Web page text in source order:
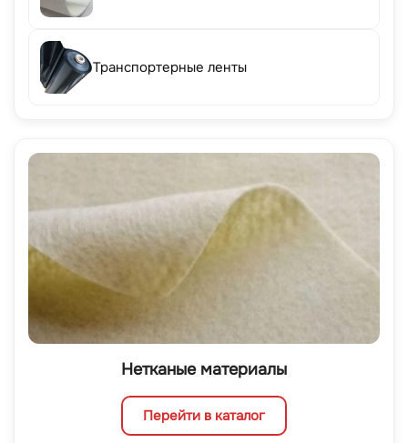
Транспортерные ленты
Нетканые материалы
Перейти в каталог